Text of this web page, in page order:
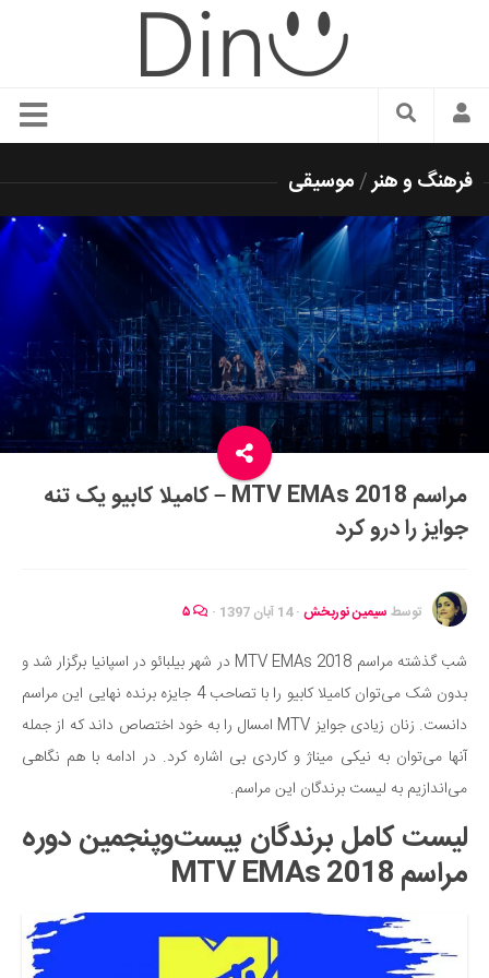
سبک زندگی
زیبایی و آرایش
شیک پوشی
دکوراسیون و چیدمان
غذا
رستوران گردی
آشپزی
سفر و گردشگری
ایران گردی
جهان گردی
موفقیت و مهارت‌های فردی
سلامت
تغذیه سالم
بهداشت
بیماری و درمان
کودک و مادر
ورزش و تندرستی
روانشناسی
مراکز پزشکی و دارویی
فرهنگ و هنر
فرهنگ و هنر/موسیقی
مراسم MTV EMAs 2018 – کامیلا کابیو یک تنه
جوایز را درو کرد
توسط سیمین نوربخش ·14 آبان 1397 ·
شب گذشته مراسم MTV EMAs 2018 در شهر بیلبائو در اسپانیا برگزار شد و
بدون شک می‌توان کامیلا کابیو را با تصاحب 4 جایزه برنده نهایی این مراسم
دانست. زنان زیادی جوایز MTV امسال را به خود اختصاص داند که از جمله
آنها می‌توان به نیکی میناژ و کاردی بی اشاره کرد. در ادامه با هم نگاهی
می‌اندازیم به لیست برندگان این مراسم.
لیست کامل برندگان بیست‌وپنجمین دوره
مراسم MTV EMAs 2018